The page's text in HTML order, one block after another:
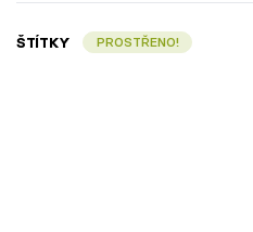
ŠTÍTKY PROSTŘENO!